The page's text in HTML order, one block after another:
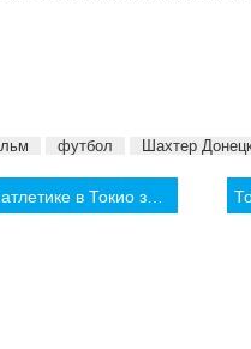
футбол Шахтер
стандарты устойчивого развития